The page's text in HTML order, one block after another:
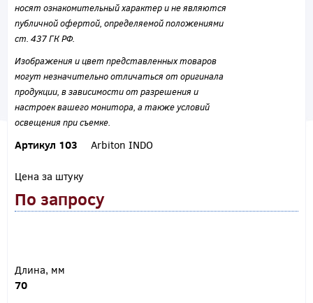
носят ознакомительный характер и не являются
публичной офертой, определяемой положениями
ст. 437 ГК РФ.
Изображения и цвет представленных товаров
могут незначительно отличаться от оригинала
продукции, в зависимости от разрешения и
настроек вашего монитора, а также условий
освещения при съемке.
Артикул 103 Arbiton INDO
Цена за штуку
По запросу
Длина, мм
70